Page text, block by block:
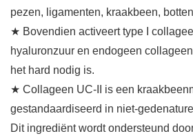
pezen, ligamenten, kraakbeen,
★ Bovendien activeert type I
hyaluronzuur en endogeen
het hard nodig is.
★ Collageen UC-II is een
gestandaardiseerd in niet-
Dit ingrediënt wordt ondersteund